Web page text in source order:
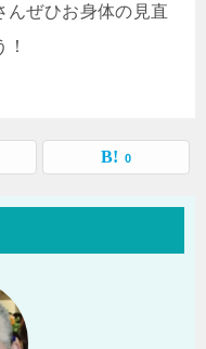
んぜひお身体の見直
0